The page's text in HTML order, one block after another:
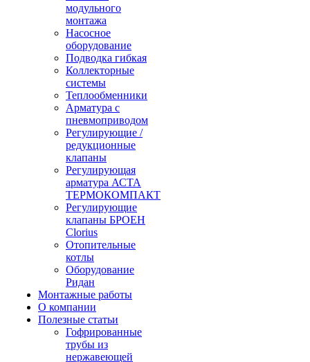
модульного
монтажа
Насосное
оборудование
Подводка гибкая
Коллекторные
системы
Теплообменники
Арматура с
пневмоприводом
Регулирующие /
редукционные
клапаны
Регулирующая
арматура АСТА
ТЕРМОКОМПАКТ
Регулирующие
клапаны БРОЕН
Clorius
Отопительные
котлы
Оборудование
Ридан
Монтажные работы
О компании
Полезные статьи
Гофрированные
трубы из
нержавеющей